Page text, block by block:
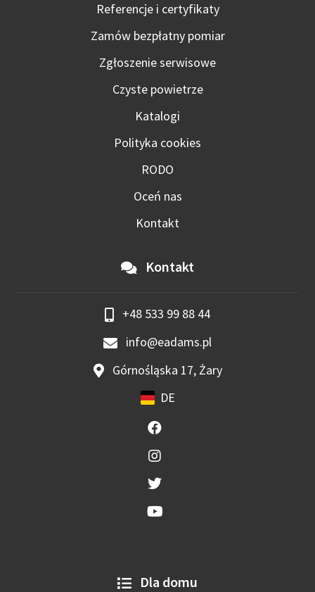
Referencje i certyfikaty
Zamów bezpłatny pomiar
Zgłoszenie serwisowe
Czyste powietrze
Katalogi
Polityka cookies
RODO
Oceń nas
Kontakt
Kontakt
+48 533 99 88 44
info@eadams.pl
Górnośląska 17, Żary
DE
Dla domu